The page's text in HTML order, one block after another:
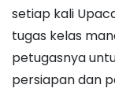
setiap kali
tugas kelas
petugasnya
persiapan dan